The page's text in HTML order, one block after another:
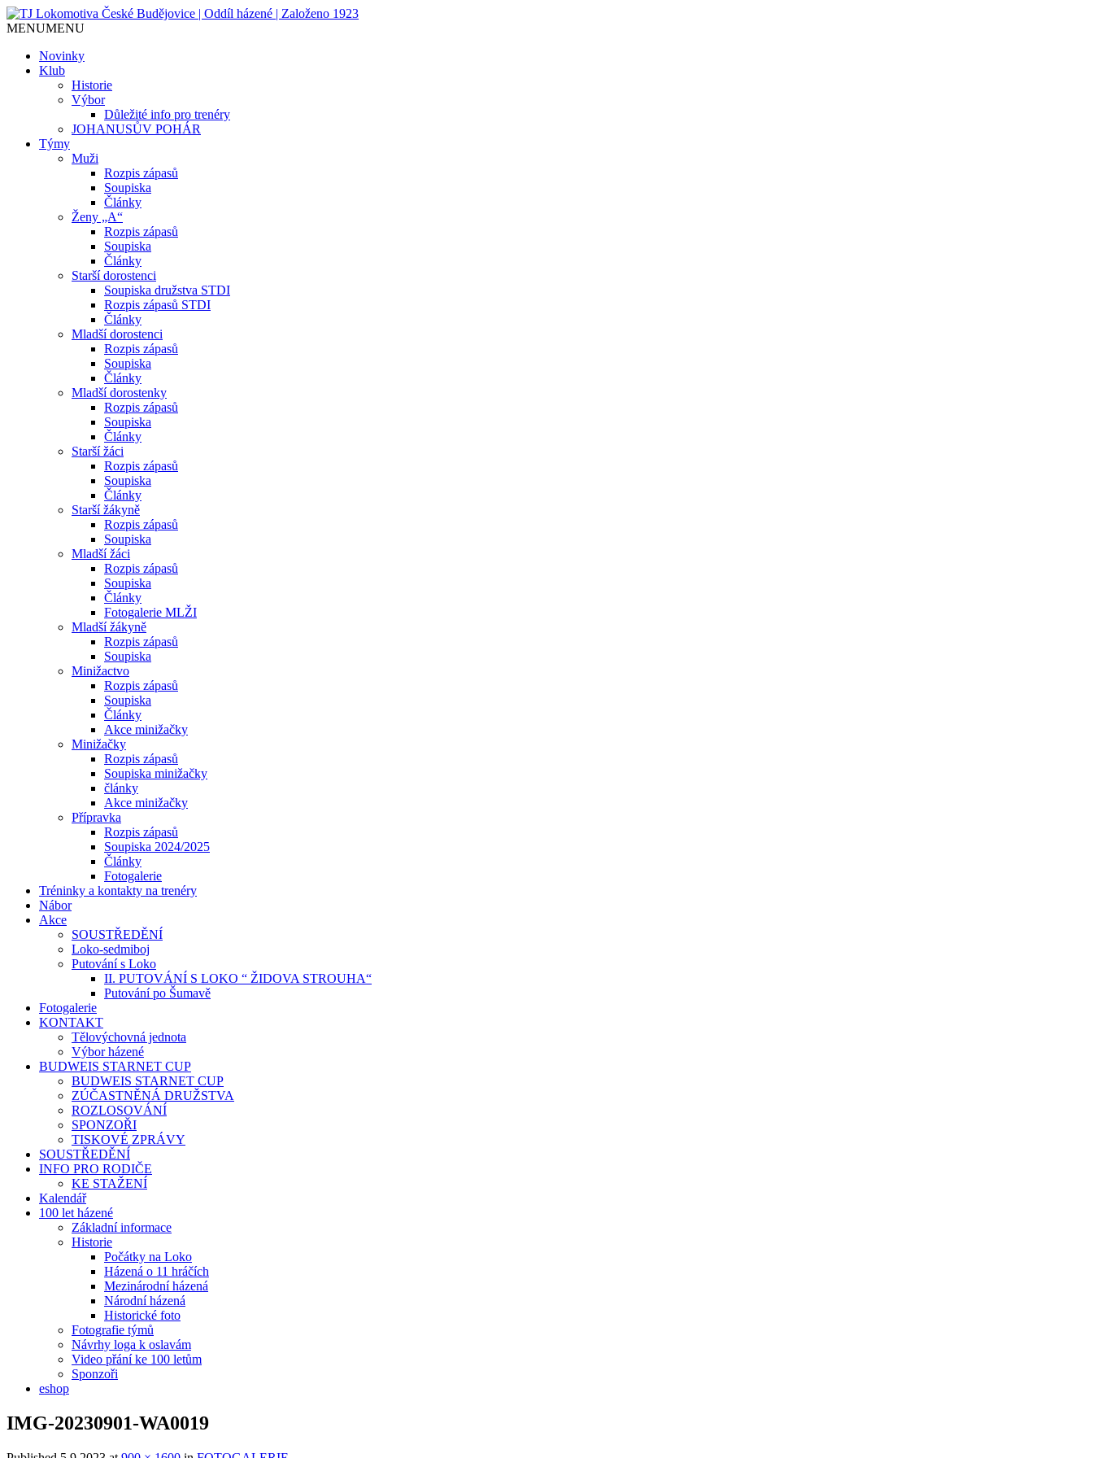
TJ Lokomotiva České Budějovice | Oddíl házené | Založeno 1923
Jediný házenkářský klub v Českých Budějovicích, založen 1923.
MENUMENU
Novinky
Klub
Historie
Výbor
Důležité info pro trenéry
JOHANUSŮV POHÁR
Týmy
Muži
Rozpis zápasů
Soupiska
Články
Ženy „A“
Rozpis zápasů
Soupiska
Články
Starší dorostenci
Soupiska družstva STDI
Rozpis zápasů STDI
Články
Mladší dorostenci
Rozpis zápasů
Soupiska
Články
Mladší dorostenky
Rozpis zápasů
Soupiska
Články
Starší žáci
Rozpis zápasů
Soupiska
Články
Starší žákyně
Rozpis zápasů
Soupiska
Mladší žáci
Rozpis zápasů
Soupiska
Články
Fotogalerie MLŽI
Mladší žákyně
Rozpis zápasů
Soupiska
Minižactvo
Rozpis zápasů
Soupiska
Články
Akce minižačky
Minižačky
Rozpis zápasů
Soupiska minižačky
články
Akce minižačky
Přípravka
Rozpis zápasů
Soupiska 2024/2025
Články
Fotogalerie
Tréninky a kontakty na trenéry
Nábor
Akce
SOUSTŘEDĚNÍ
Loko-sedmiboj
Putování s Loko
II. PUTOVÁNÍ S LOKO “ ŽIDOVA STROUHA“
Putování po Šumavě
Fotogalerie
KONTAKT
Tělovýchovná jednota
Výbor házené
BUDWEIS STARNET CUP
BUDWEIS STARNET CUP
ZÚČASTNĚNÁ DRUŽSTVA
ROZLOSOVÁNÍ
SPONZOŘI
TISKOVÉ ZPRÁVY
SOUSTŘEDĚNÍ
INFO PRO RODIČE
KE STAŽENÍ
Kalendář
100 let házené
Základní informace
Historie
Počátky na Loko
Házená o 11 hráčích
Mezinárodní házená
Národní házená
Historické foto
Fotografie týmů
Návrhy loga k oslavám
Video přání ke 100 letům
Sponzoři
eshop
IMG-20230901-WA0019